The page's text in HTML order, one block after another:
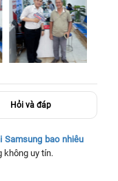
Hỏi và đáp
Samsung bao nhiêu
không uy tín.